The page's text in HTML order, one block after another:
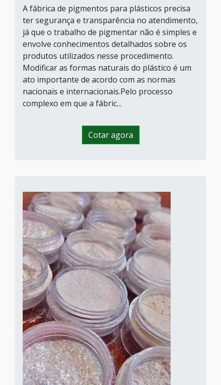
A fábrica de pigmentos para plásticos precisa
ter segurança e transparência no atendimento,
já que o trabalho de pigmentar não é simples e
envolve conhecimentos detalhados sobre os
produtos utilizados nesse procedimento.
Modificar as formas naturais do plástico é um
ato importante de acordo com as normas
nacionais e internacionais.Pelo processo
complexo em que a fábric...
Cotar agora